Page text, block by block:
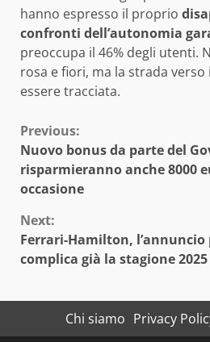
hanno espresso il proprio
confronti dell’autonomia
preoccupa il 46% degli utenti.
rosa e fiori, ma la strada
essere tracciata.
Continue
Reading
Previous:
Nuovo bonus da parte del
risparmieranno anche 8000
occasione
Next:
Ferrari-Hamilton,
complica già la stagione 2025
Chi siamo Privacy